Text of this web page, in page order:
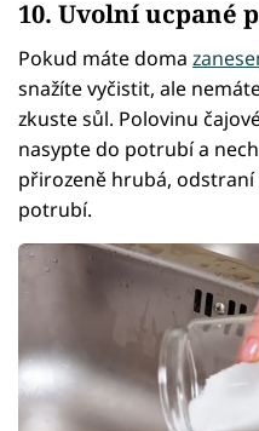
10. Uvolní ucpané
Pokud máte doma
snažíte vyčistit, ale
zkuste sůl. Polovinu
nasypte do potrubí a
přirozeně hrubá,
potrubí.